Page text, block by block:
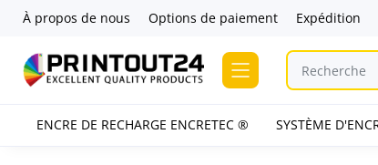
À propos de nous Options de paiement Expédition
ENCRE DE RECHARGE ENCRETEC ® SYSTÈME